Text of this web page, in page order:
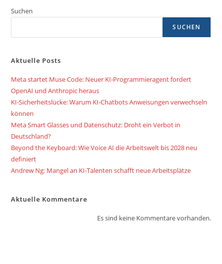
Suchen
SUCHEN
Aktuelle Posts
Meta startet Muse Code: Neuer KI-Programmieragent fordert
OpenAI und Anthropic heraus
KI-Sicherheitslücke: Warum KI-Chatbots Anweisungen verwechseln
können
Meta Smart Glasses und Datenschutz: Droht ein Verbot in
Deutschland?
Beyond the Keyboard: Wie Voice AI die Arbeitswelt bis 2028 neu
definiert
Andrew Ng: Mangel an KI-Talenten schafft neue Arbeitsplätze
Aktuelle Kommentare
Es sind keine Kommentare vorhanden.